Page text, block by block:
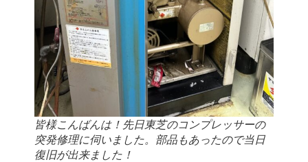
皆様こんばんは！先日東芝のコンプレッサーの
突発修理に伺いました。部品もあったので当日
復旧が出来ました！